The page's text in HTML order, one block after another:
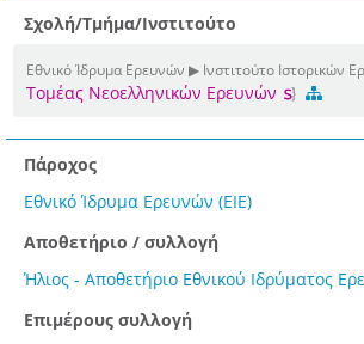
Σχολή/Τμήμα/Ινστιτούτο
Εθνικό Ίδρυμα Ερευνών ▶ Ινστιτούτο Ιστορικών
Τομέας Νεοελληνικών Ερευνών
Πάροχος
Εθνικό Ίδρυμα Ερευνών (ΕΙΕ)
Αποθετήριο / συλλογή
Ήλιος - Αποθετήριο Εθνικού Ιδρύματος
Επιμέρους συλλογή